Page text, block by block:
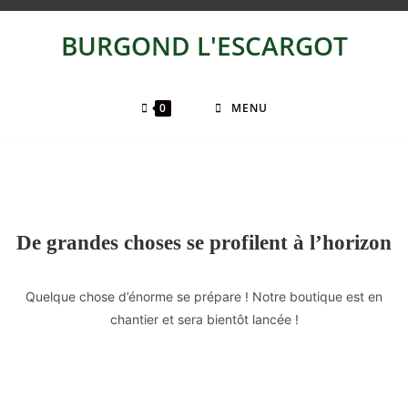
BURGOND L'ESCARGOT
0 MENU
De grandes choses se profilent à l’horizon
Quelque chose d’énorme se prépare ! Notre boutique est en
chantier et sera bientôt lancée !